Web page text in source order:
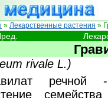
» Лекарственные растения »
rivale L.)
речной -